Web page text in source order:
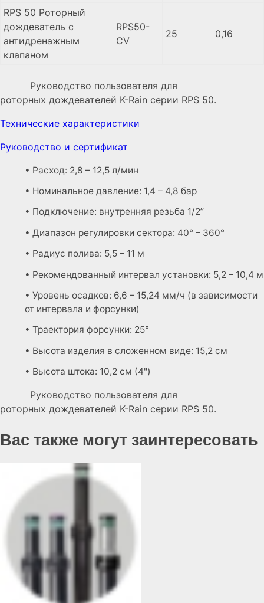
RPS 50 Роторный
дождеватель с
антидренажным
клапаном
RPS50-
CV
25 0,16
Руководство пользователя для
роторных дождевателей K-Rain серии RPS 50.
Технические характеристики
Руководство и сертификат
• Расход: 2,8 – 12,5 л/мин
• Номинальное давление: 1,4 – 4,8 бар
• Подключение: внутренняя резьба 1/2’’
• Диапазон регулировки сектора: 40° – 360°
• Радиус полива: 5,5 – 11 м
• Рекомендованный интервал установки: 5,2 – 10,4 м
• Уровень осадков: 6,6 – 15,24 мм/ч (в зависимости
от интервала и форсунки)
• Траектория форсунки: 25°
• Высота изделия в сложенном виде: 15,2 см
• Высота штока: 10,2 см (4")
Руководство пользователя для
роторных дождевателей K-Rain серии RPS 50.
Вас также могут заинтересовать